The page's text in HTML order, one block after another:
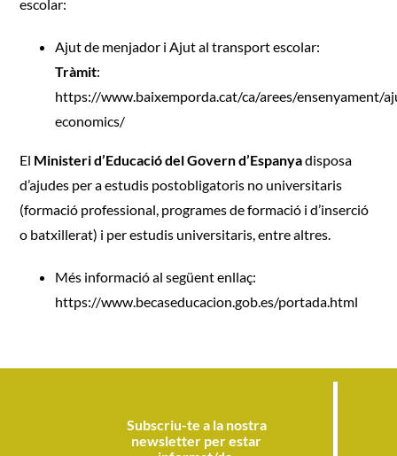
escolar:
Ajut de menjador i Ajut al transport escolar:
Tràmit:
https://www.baixemporda.cat/ca/arees/ensenyament/
economics/
El Ministeri d’Educació del Govern d’Espanyadisposa
d’ajudes per a estudis postobligatoris no universitaris
(formació professional, programes de formació i d’inserció
o batxillerat) i per estudis universitaris, entre altres.
Més informació al següent enllaç:
https://www.becaseducacion.gob.es/portada.html
Subscriu-te a la nostra
newsletter per estar